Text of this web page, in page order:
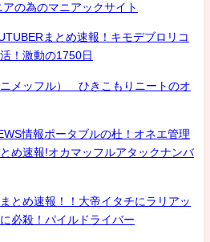
の為のマニアックサイト
まとめ速報！キモデブロリコ
！激動の1750日
メッフル） ひきこもりニートのオ
情報ポータブルの杜！オネエ管理
め速報!オカマッフルアタックナンバ
とめ速報！！大帝イタチにラリアッ
必殺！パイルドライバー